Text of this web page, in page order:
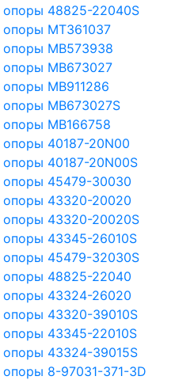
48825-22040S
MT361037
MB573938
MB673027
MB911286
MB673027S
MB166758
40187-20N00
40187-20N00S
45479-30030
43320-20020
43320-20020S
43345-26010S
45479-32030S
48825-22040
43324-26020
43320-39010S
43345-22010S
43324-39015S
8-97031-371-3D